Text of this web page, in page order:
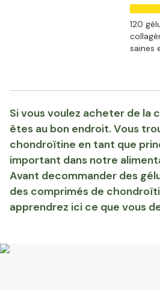
120
saines
Si vous voulez acheter de la
êtes au bon endroit. Vous
chondroïtine en tant que
important dans notre
Avant decommander des
des comprimés de
apprendrez ici ce que vous